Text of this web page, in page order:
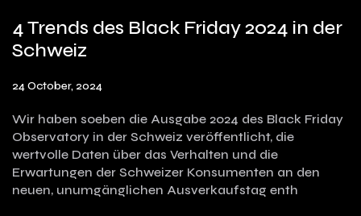
4 Trends des Black Friday 2024 in der
Schweiz
24 October, 2024
Wir haben soeben die Ausgabe 2024 des Black Friday
Observatory in der Schweiz veröffentlicht, die
wertvolle Daten über das Verhalten und die
Erwartungen der Schweizer Konsumenten an den
neuen, unumgänglichen Ausverkaufstag enth